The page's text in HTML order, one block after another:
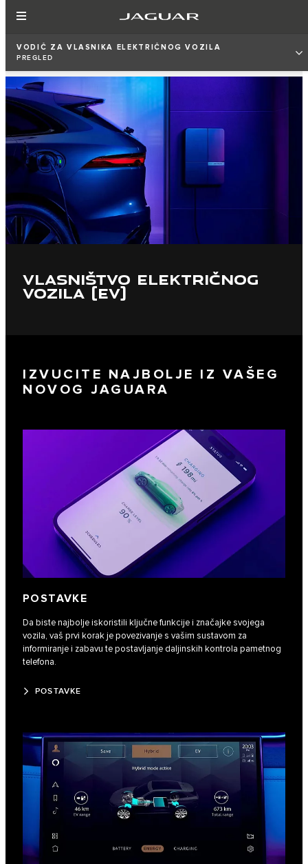
VODIČ ZA VLASNIKA ELEKTRIČNOG VOZILA
PREGLED
VLASNIŠTVO ELEKTRIČNOG
VOZILA (EV)
IZVUCITE NAJBOLJE IZ VAŠEG
NOVOG JAGUARA
POSTAVKE
Da biste najbolje iskoristili ključne funkcije i značajke svojega
vozila, vaš prvi korak je povezivanje s vašim sustavom za
informiranje i zabavu te postavljanje daljinskih kontrola pametnog
telefona.
POSTAVKE